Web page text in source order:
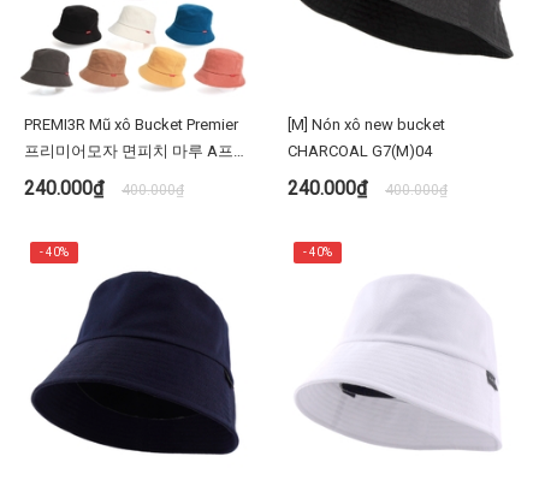
PREMI3R Mũ xô Bucket Premier
프리미어모자 면피치 마루 A프레
임 버킷햇 [S/M] 가을용 벙거지 피
치워싱 premi3r
240.000₫ 400.000₫
[M] Nón xô new bucket
CHARCOAL G7(M)04
240.000₫ 400.000₫
- 40% - 40%